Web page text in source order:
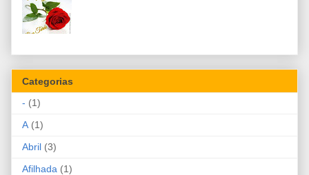
Categorias
- (1)
A (1)
Abril (3)
Afilhada (1)